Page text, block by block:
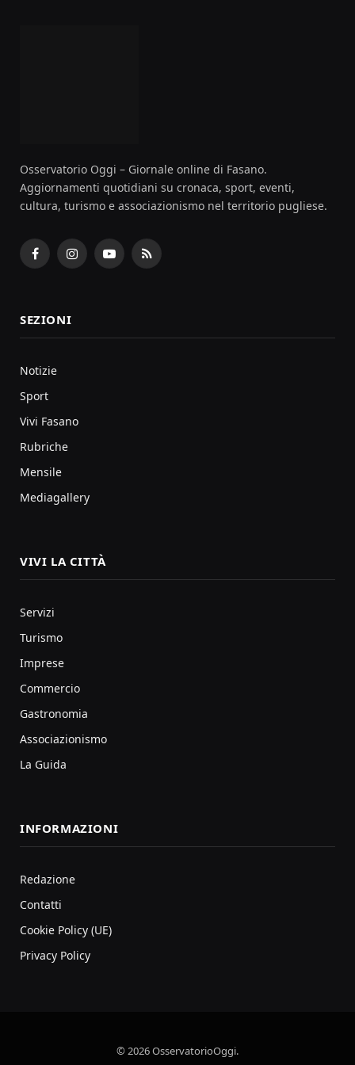
Osservatorio Oggi – Giornale online di Fasano.
Aggiornamenti quotidiani su cronaca, sport, eventi,
cultura, turismo e associazionismo nel territorio pugliese.
FacebookInstagramYouTubeRSS
SEZIONI
Notizie
Sport
Vivi Fasano
Rubriche
Mensile
Mediagallery
VIVI LA CITTÀ
Servizi
Turismo
Imprese
Commercio
Gastronomia
Associazionismo
La Guida
INFORMAZIONI
Redazione
Contatti
Cookie Policy (UE)
Privacy Policy
© 2026 OsservatorioOggi.